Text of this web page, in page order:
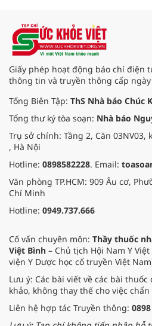
Giấy phép hoạt động báo chí điện
thông tin và truyền thông cấp ngày
Tổng Biên Tập: ThS Nhà báo Chúc
Tổng thư ký tòa soạn: Nhà báo
Trụ sở chính: Tầng 2, Căn
, Hà Nội
Hotline: 0898582228. Email:
Văn phòng TP.HCM: 909 Âu cơ,
Chí Minh
Hotline: 0949.737.666
Cố vấn chuyên môn: Thầy thuốc
Việt Bình – Chủ tịch Hội Nam Y
viện Y Dược học cổ truyền Việt
Lưu ý: Các bài viết về các bài
khảo, không thay thế cho việc
Liên hệ hợp tác Truyền thông: